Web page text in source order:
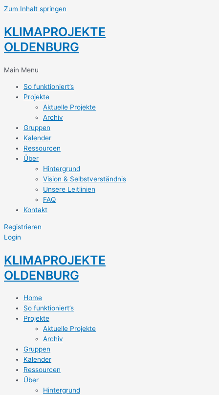
Zum Inhalt springen
KLIMAPROJEKTE
OLDENBURG
Main Menu
So funktioniert’s
Projekte
Aktuelle Projekte
Archiv
Gruppen
Kalender
Ressourcen
Über
Hintergrund
Vision & Selbstverständnis
Unsere Leitlinien
FAQ
Kontakt
Registrieren
Login
KLIMAPROJEKTE
OLDENBURG
Home
So funktioniert’s
Projekte
Aktuelle Projekte
Archiv
Gruppen
Kalender
Ressourcen
Über
Hintergrund